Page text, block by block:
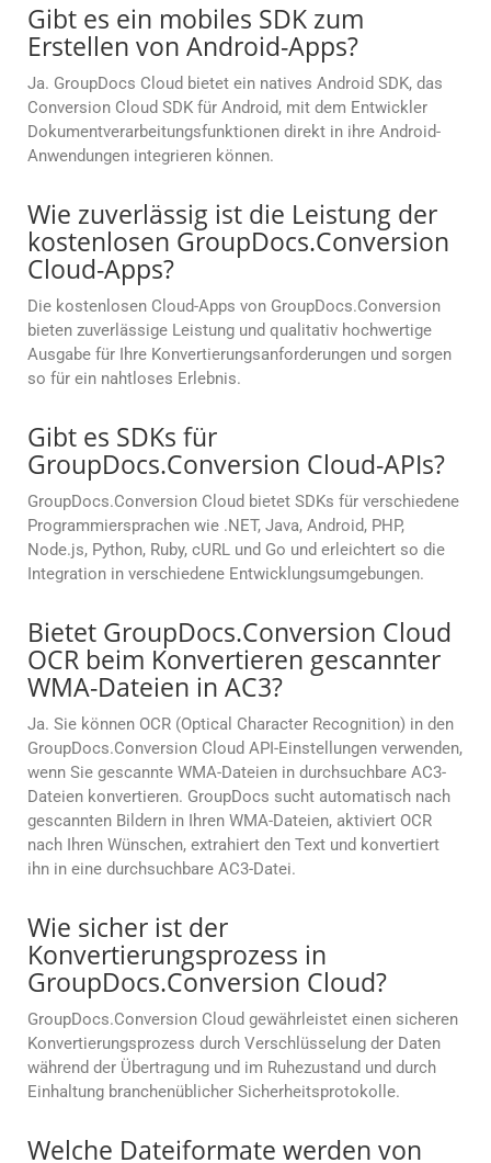
Gibt es ein mobiles SDK zum
Erstellen von Android-Apps?
Ja. GroupDocs Cloud bietet ein natives Android SDK, das
Conversion Cloud SDK für Android, mit dem Entwickler
Dokumentverarbeitungsfunktionen direkt in ihre Android-
Anwendungen integrieren können.
Wie zuverlässig ist die Leistung der
kostenlosen GroupDocs.Conversion
Cloud-Apps?
Die kostenlosen Cloud-Apps von GroupDocs.Conversion
bieten zuverlässige Leistung und qualitativ hochwertige
Ausgabe für Ihre Konvertierungsanforderungen und sorgen
so für ein nahtloses Erlebnis.
Gibt es SDKs für
GroupDocs.Conversion Cloud-APIs?
GroupDocs.Conversion Cloud bietet SDKs für verschiedene
Programmiersprachen wie .NET, Java, Android, PHP,
Node.js, Python, Ruby, cURL und Go und erleichtert so die
Integration in verschiedene Entwicklungsumgebungen.
Bietet GroupDocs.Conversion Cloud
OCR beim Konvertieren gescannter
WMA-Dateien in AC3?
Ja. Sie können OCR (Optical Character Recognition) in den
GroupDocs.Conversion Cloud API-Einstellungen verwenden,
wenn Sie gescannte WMA-Dateien in durchsuchbare AC3-
Dateien konvertieren. GroupDocs sucht automatisch nach
gescannten Bildern in Ihren WMA-Dateien, aktiviert OCR
nach Ihren Wünschen, extrahiert den Text und konvertiert
ihn in eine durchsuchbare AC3-Datei.
Wie sicher ist der
Konvertierungsprozess in
GroupDocs.Conversion Cloud?
GroupDocs.Conversion Cloud gewährleistet einen sicheren
Konvertierungsprozess durch Verschlüsselung der Daten
während der Übertragung und im Ruhezustand und durch
Einhaltung branchenüblicher Sicherheitsprotokolle.
Welche Dateiformate werden von